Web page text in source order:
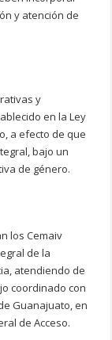
y atención de
y
en la Ley
a efecto de que
bajo un
de género.
los Cemaiv
de la
atendiendo de
coordinado con
Guanajuato, en
de Acceso.